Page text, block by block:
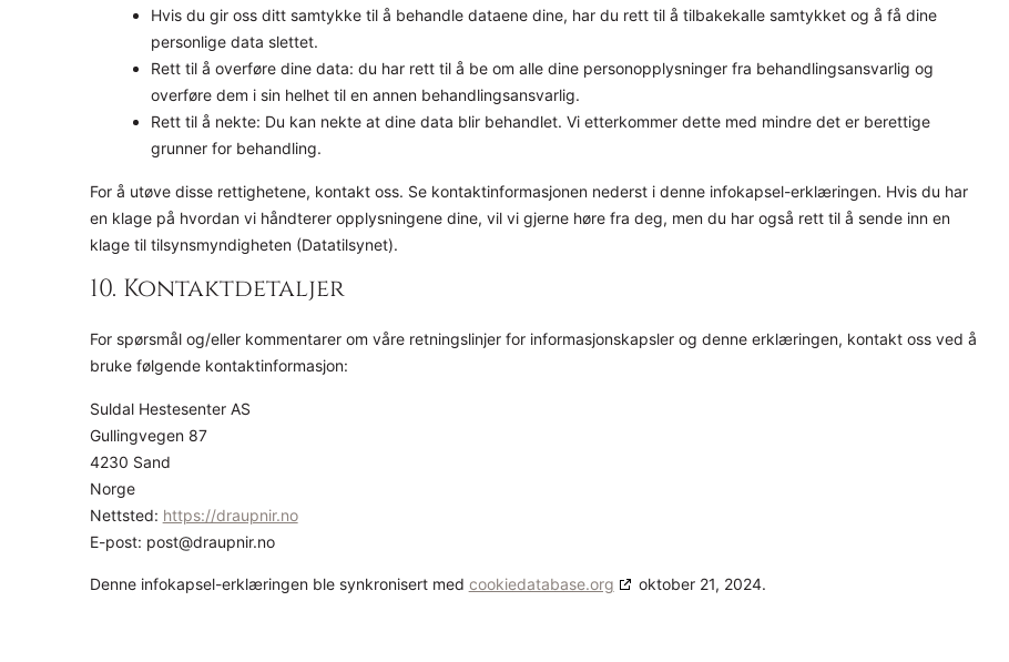
Hvis du gir oss ditt samtykke til å behandle dataene dine, har du rett til å tilbakekalle samtykket og å få dine
personlige data slettet.
Rett til å overføre dine data: du har rett til å be om alle dine personopplysninger fra behandlingsansvarlig og
overføre dem i sin helhet til en annen behandlingsansvarlig.
Rett til å nekte: Du kan nekte at dine data blir behandlet. Vi etterkommer dette med mindre det er berettige
grunner for behandling.
For å utøve disse rettighetene, kontakt oss. Se kontaktinformasjonen nederst i denne infokapsel-erklæringen. Hvis du har
en klage på hvordan vi håndterer opplysningene dine, vil vi gjerne høre fra deg, men du har også rett til å sende inn en
klage til tilsynsmyndigheten (Datatilsynet).
10. Kontaktdetaljer
For spørsmål og/eller kommentarer om våre retningslinjer for informasjonskapsler og denne erklæringen, kontakt oss ved å
bruke følgende kontaktinformasjon:
Suldal Hestesenter AS
Gullingvegen 87
4230 Sand
Norge
Nettsted: https://draupnir.no
E-post: post@draupnir.no
Denne infokapsel-erklæringen ble synkronisert med cookiedatabase.org oktober 21, 2024.